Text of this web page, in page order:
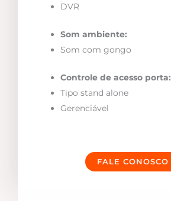
DVR
Som ambiente:
Som com gongo
Controle de acesso porta:
Tipo stand alone
Gerenciável
FALE CONOSCO